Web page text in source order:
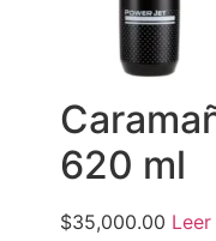
620 ml
$35,000.00